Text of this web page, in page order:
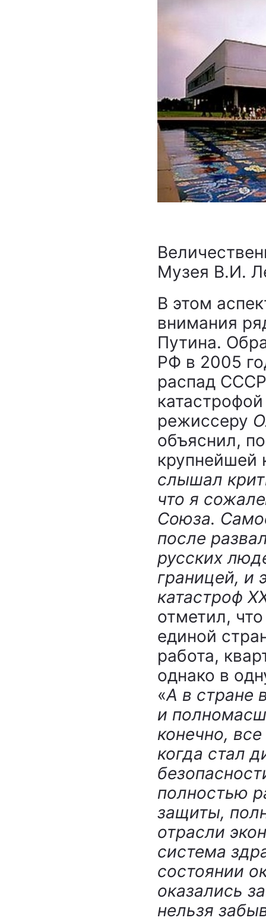
Музея В.И.
В этом
внимания
Путина.
РФ в 2005
распад
режиссеру
объяснил,
крупнейшей
слышал
что я
Союза.
после
русских
границей, и
катастроф
отметил,
единой
работа,
однако в
«А в стране
и
конечно,
когда стал
полностью
защиты,
отрасли
система
состоянии
оказались
нельзя